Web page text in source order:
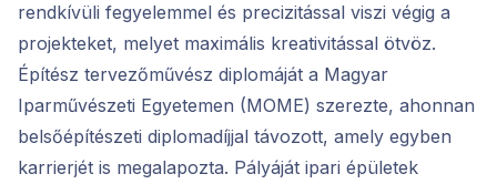
rendkívüli fegyelemmel és precizitással viszi végig a
projekteket, melyet maximális kreativitással ötvöz.
Építész tervezőművész diplomáját a Magyar
Iparművészeti Egyetemen (MOME) szerezte, ahonnan
belsőépítészeti diplomadíjjal távozott, amely egyben
karrierjét is megalapozta. Pályáját ipari épületek